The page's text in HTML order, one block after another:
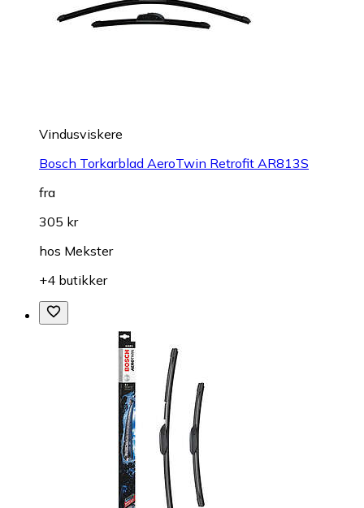
Vindusviskere
Bosch Torkarblad AeroTwin Retrofit AR813S
fra
305 kr
hos Mekster
+4 butikker